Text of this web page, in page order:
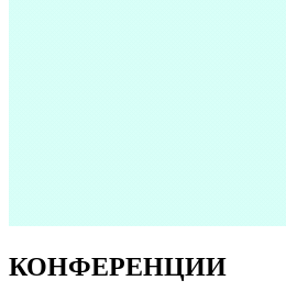
КОНФЕРЕНЦИИ